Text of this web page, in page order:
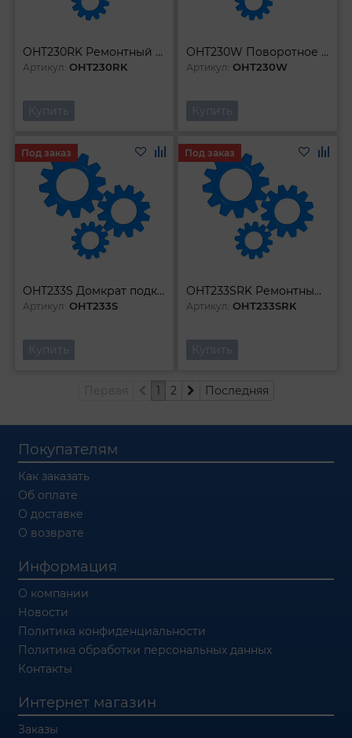
OHT230RK Ремонтный комплект для подкатного гаражного домкрата 3 т OHT230
Артикул:OHT230RK
Купить
OHT230W Поворотное колесо для домкрата подкатного OHT230
Артикул:OHT230W
Купить
OHT233S Домкрат подкатной 3 т гаражный двухпоршневой с уменьшенной высотой подхвата 75-505 мм
Артикул:OHT233S
Под заказ
Купить
OHT233SRK Ремонтный комплект для подкатного домкрата 3 т OHT233S Ombra
Артикул:OHT233SRK
Под заказ
Купить
1 2 Последняя
Покупателям
Как заказать
Об оплате
О доставке
О возврате
Информация
О компании
Новости
Политика конфиденциальности
Политика обработки персональных данных
Контакты
Интернет магазин
Заказы